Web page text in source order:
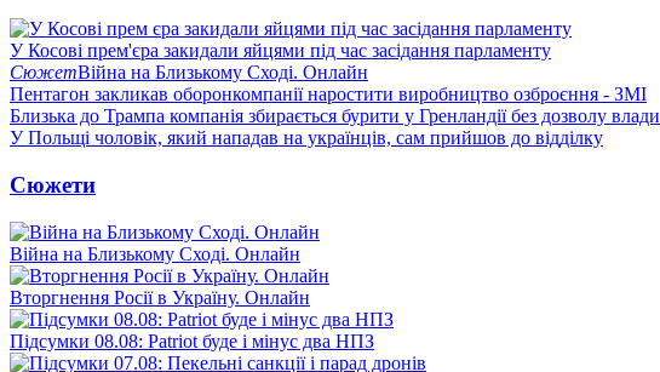
У Косові прем'єра закидали яйцями під час засідання парламенту
СюжетВійна на Близькому Сході. Онлайн
Пентагон закликав оборонкомпанії наростити виробництво озброєння - ЗМІ
Близька до Трампа компанія збирається бурити у Гренландії без дозволу влади
У Польщі чоловік, який нападав на українців, сам прийшов до відділку
Сюжети
Війна на Близькому Сході. Онлайн
Вторгнення Росії в Україну. Онлайн
Підсумки 08.08: Patriot буде і мінус два НПЗ